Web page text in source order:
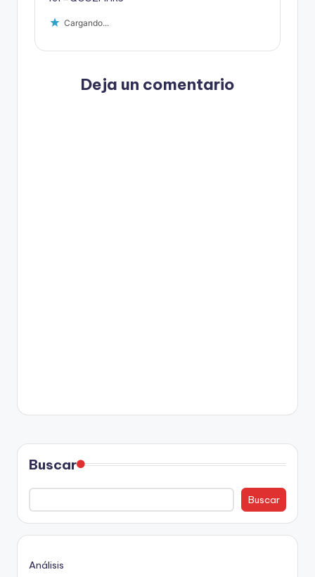
Cargando...
Deja un comentario
Buscar
Buscar
Análisis